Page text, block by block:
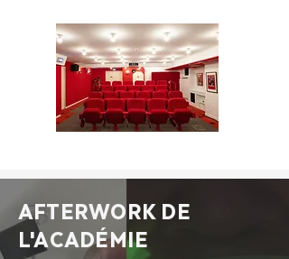
AFTERWORK DE
L'ACADÉMIE